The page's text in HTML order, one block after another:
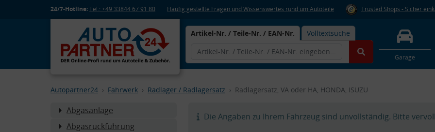
24/7-Hotline:Tel.: +49 33844 67 91 80 Häufig gestellte Fragen und Wissenswertes rund um Autoteile Trusted Shops - Sicher
Artikel-Nr. / Teile-Nr. / EAN-Nr. Volltextsuche
Garage
Autopartner24 Fahrwerk Radlager / Radlagersatz Radlagersatz, VA oder HA, HONDA, ISUZU
Abgasanlage
Abgasrückführung
Die Angaben zu Ihrem Fahrzeug sind unvollständig. Bitte